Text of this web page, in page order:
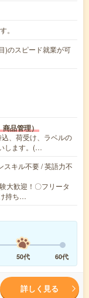
。
)のスピード就業が可
商品管理）
、荷受け、ラベルの
します。(…
スキル不要 / 英語力不
大歓迎！〇フリータ
持ち…
50代 60代
詳しく見る